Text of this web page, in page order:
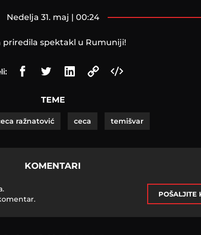
nedelja 31. maj | 00:24
priredila spektakl u Rumuniji!
TEME
ražnatović ceca temišvar
KOMENTARI
POŠALJITE